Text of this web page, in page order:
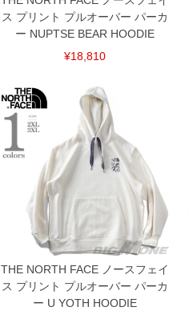
ス プリント プルオーバー パーカ
ー NUPTSE BEAR HOODIE
¥18,810
THE NORTH FACE ノースフェイ
ス プリント プルオーバー パーカ
ー U YOTH HOODIE